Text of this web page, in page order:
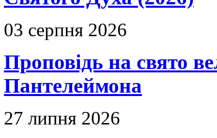
03 серпня 2026
Проповідь на свято
Пантелеймона
27 липня 2026